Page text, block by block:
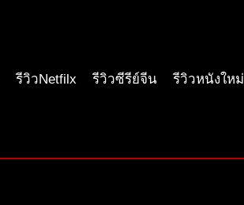
รีวิวNetfilx รีวิวซีรีย์จีน รีวิวหนังใหม่